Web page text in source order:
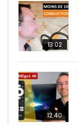
13:02
12:40